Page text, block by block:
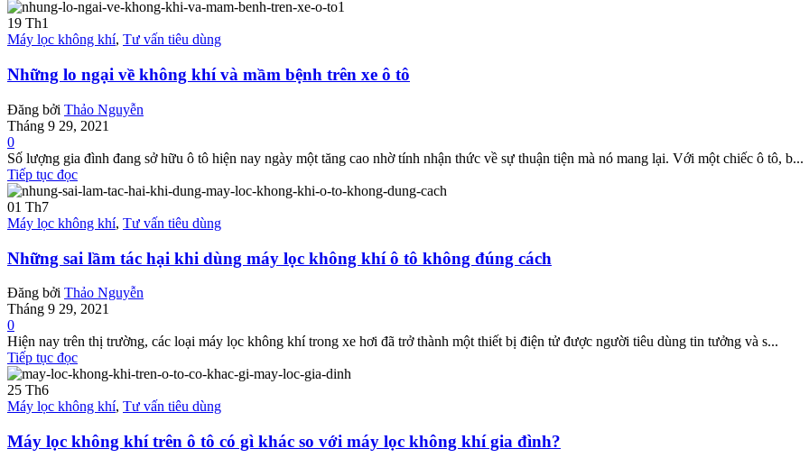
19 Th1
Máy lọc không khí, Tư vấn tiêu dùng
Những lo ngại về không khí và mầm bệnh trên xe ô tô
Đăng bởi Thảo Nguyễn
Tháng 9 29, 2021
0
Số lượng gia đình đang sở hữu ô tô hiện nay ngày một tăng cao nhờ tính nhận thức về sự thuận tiện mà nó mang lại. Với một chiếc ô tô, b...
Tiếp tục đọc
01 Th7
Máy lọc không khí, Tư vấn tiêu dùng
Những sai lầm tác hại khi dùng máy lọc không khí ô tô không đúng cách
Đăng bởi Thảo Nguyễn
Tháng 9 29, 2021
0
Hiện nay trên thị trường, các loại máy lọc không khí trong xe hơi đã trở thành một thiết bị điện tử được người tiêu dùng tin tưởng và s...
Tiếp tục đọc
25 Th6
Máy lọc không khí, Tư vấn tiêu dùng
Máy lọc không khí trên ô tô có gì khác so với máy lọc không khí gia đình?